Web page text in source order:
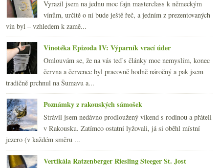
Vyrazil jsem na jednu moc fajn masterclass k německým
vínům, určitě o ní bude ještě řeč, a jedním z prezentovaných
vín byl – vzhledem k zamě...
Vinotéka Epizoda IV: Výparník vrací úder
Omlouvám se, že na vás teď s články moc nemyslím, konec
června a července byl pracovně hodně náročný a pak jsem
tradičně prchnul na Šumavu a...
Poznámky z rakouských sámošek
Strávil jsem nedávno prodloužený víkend s rodinou a přáteli
v Rakousku. Zatímco ostatní lyžovali, já si oběhl místní
jezero (v každém směru ...
Vertikála Ratzenberger Riesling Steeger St. Jost